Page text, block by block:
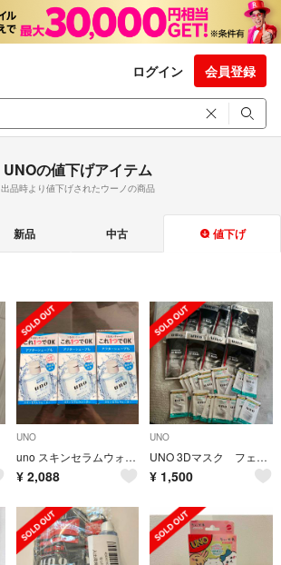
ログイン 会員登録
UNOの値下げアイテム
出品時より値下げされたウーノの商品
新品 中古 値下げ
UNO
uno スキンセラムウォーター 200ml 3本セット
¥ 2,088
UNO
UNO 3Dマスク フェイスマスク
¥ 1,500